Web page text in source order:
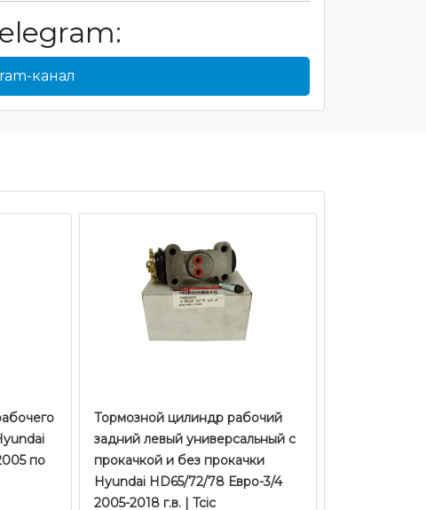
канал
по
Тормозной цилиндр рабочий
задний левый универсальный с
прокачкой и без прокачки
Hyundai HD65/72/78 Евро-3/4
2005-2018 г.в. | Tcic